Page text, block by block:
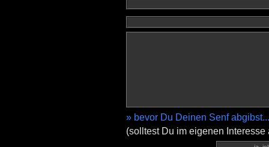
» bevor Du Deinen Senf abgibst...
(solltest Du im eigenen